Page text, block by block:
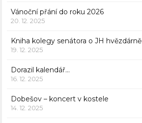
Vánoční přání do roku 2026
20. 12. 2025
Kniha kolegy senátora o JH hvězdárně
19. 12. 2025
Dorazil kalendář…
16. 12. 2025
Dobešov – koncert v kostele
14. 12. 2025